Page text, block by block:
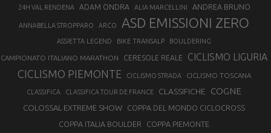
24H VAL RENDENA ADAM ONDRA ALIA MARCELLINI ANDREA BRUNO
ANNABELLA STROPPARO ARCO ASD EMISSIONI ZERO
ASSIETTA LEGEND BIKE TRANSALP BOULDERING
CAMPIONATO ITALIANO MARATHON CERESOLE REALE CICLISMO LIGURIA
CICLISMO PIEMONTE CICLISMO STRADA CICLISMO TOSCANA
CLASSIFICA CLASSIFICA TOUR DE FRANCE CLASSIFICHE COGNE
COLOSSAL EXTREME SHOW
COPPA DEL MONDO CICLOCROSS
COPPA ITALIA BOULDER
COPPA PIEMONTE